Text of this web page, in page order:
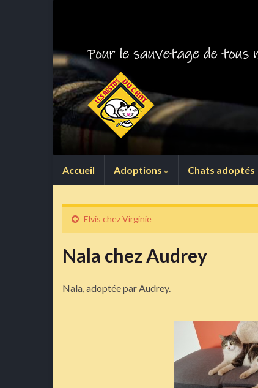
Accueil Adoptions Chats adoptés
Elvis chez Virginie
Nala chez Audrey
Nala, adoptée par Audrey.